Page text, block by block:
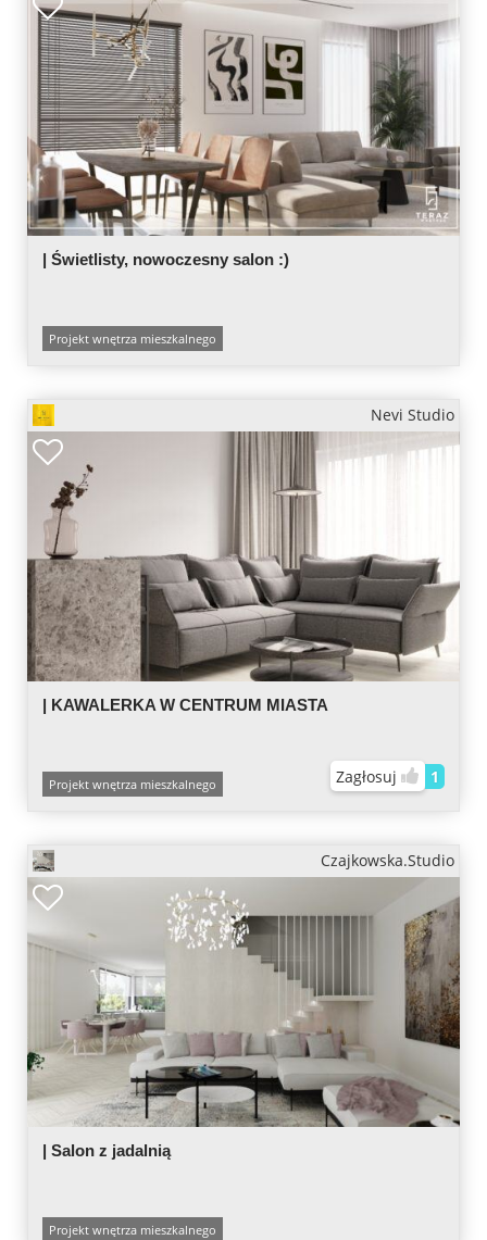
| Świetlisty, nowoczesny salon :)
Projekt wnętrza mieszkalnego
Nevi Studio
| KAWALERKA W CENTRUM MIASTA
Projekt wnętrza mieszkalnego Zagłosuj 1
Czajkowska.Studio
| Salon z jadalnią
Projekt wnętrza mieszkalnego